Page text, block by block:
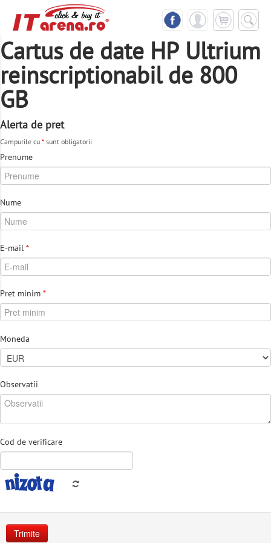
Cartus de date HP Ultrium
reinscriptionabil de 800
GB
Alerta de pret
Campurile cu * sunt obligatorii.
Prenume
Nume
E-mail *
Pret minim *
Moneda
Observatii
Cod de verificare
Trimite